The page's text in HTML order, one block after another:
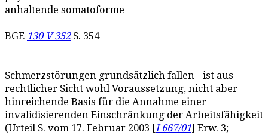
anhaltende somatoforme
BGE 130 V 352S. 354
Schmerzstörungen grundsätzlich fallen - ist aus
rechtlicher Sicht wohl Voraussetzung, nicht aber
hinreichende Basis für die Annahme einer
invalidisierenden Einschränkung der Arbeitsfähigkeit
(Urteil S. vom 17. Februar 2003 [I 667/01] Erw. 3;